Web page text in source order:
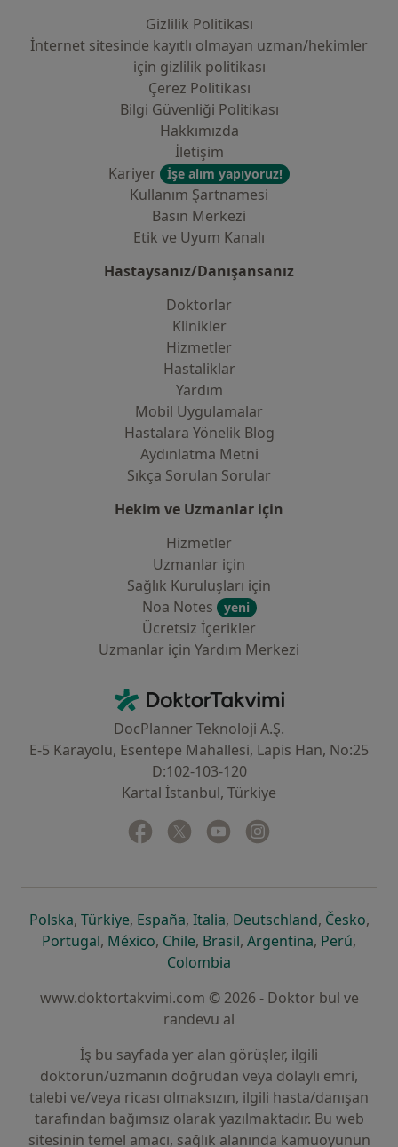
Gizlilik Politikası
İnternet sitesinde kayıtlı olmayan uzman/hekimler
i̇çin gizlilik politikası
Çerez Politikası
Bilgi Güvenliği Politikası
Hakkımızda
İletişim
Kariyer
İşe alım yapıyoruz!
Kullanım Şartnamesi
Basın Merkezi
Etik ve Uyum Kanalı
Hastaysanız/Danışansanız
Doktorlar
Klinikler
Hizmetler
Hastaliklar
Yardım
Mobil Uygulamalar
Hastalara Yönelik Blog
Aydınlatma Metni
Sıkça Sorulan Sorular
Hekim ve Uzmanlar için
Hizmetler
Uzmanlar için
Sağlık Kuruluşları için
Noa Notes
yeni
Ücretsiz İçerikler
Uzmanlar için Yardım Merkezi
DoktorTakvimi - Ana Sayfa
DocPlanner Teknoloji A.Ş.
E-5 Karayolu, Esentepe Mahallesi, Lapis Han, No:25
D:102-103-120
Kartal İstanbul, Türkiye
Facebook
yeni bir sekmede açılır
Twitter
yeni bir sekmede açılır
Youtube
yeni bir sekmede açılır
Polskayeni bir sekmede açılır
, Türkiyeyeni bir sekmede açılır
, Españayeni bir sekmede açılır
, Italiayeni bir sekmede açılır
, Deutschlandyeni bir
, Českoyeni
,
Portugalyeni bir sekmede açılır
, Méxicoyeni bir sekmede açılır
, Chileyeni bir sekmede açılır
, Brasilyeni bir sekmede açılır
, Argentinayeni bir
, Perúyeni
,
Colombia
www.doktortakvimi.com © 2026 - Doktor bul ve
randevu al
İş bu sayfada yer alan görüşler, ilgili
doktorun/uzmanın doğrudan veya dolaylı emri,
talebi ve/veya ricası olmaksızın, ilgili hasta/danışan
tarafından bağımsız olarak yazılmaktadır. Bu web
sitesinin temel amacı, sağlık alanında kamuoyunun